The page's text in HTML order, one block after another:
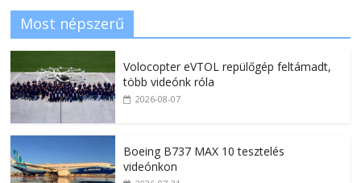
Most népszerű
Volocopter eVTOL repülőgép feltámadt,
több videónk róla
2026-08-07
Boeing B737 MAX 10 tesztelés
videónkon